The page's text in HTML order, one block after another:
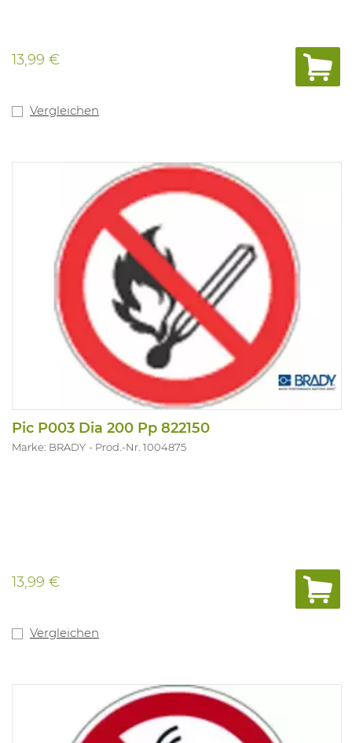
13,99 €
Vergleichen
Pic P003 Dia 200 Pp 822150
Marke: BRADY Prod.-Nr. 1004875
13,99 €
Vergleichen